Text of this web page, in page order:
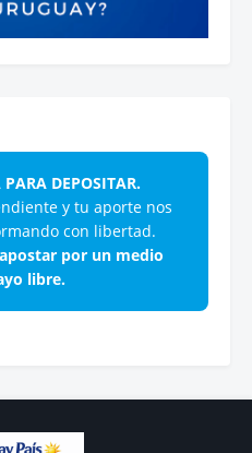
DEPOSITAR.
y tu aporte nos
con libertad.
por un medio
libre.